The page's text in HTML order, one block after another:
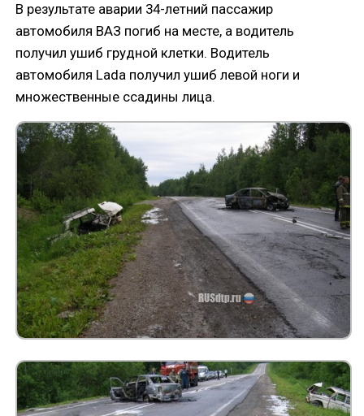
В результате аварии 34-летний пассажир
автомобиля ВАЗ погиб на месте, а водитель
получил ушиб грудной клетки. Водитель
автомобиля Lada получил ушиб левой ноги и
множественные ссадины лица.